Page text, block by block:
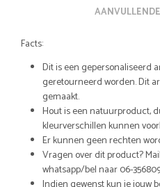
Facts:
Dit is een gepersonaliseerd
geretourneerd worden. Dit
gemaakt.
Hout is een natuurproduct,
kleurverschillen kunnen
Er kunnen geen rechten
Vragen over dit product?
whatsapp/bel naar 06-